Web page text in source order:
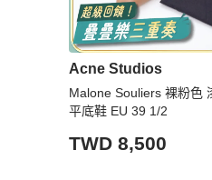
Acne Studios
Malone Souliers 裸粉色
平底鞋 EU 39 1/2
TWD 8,500